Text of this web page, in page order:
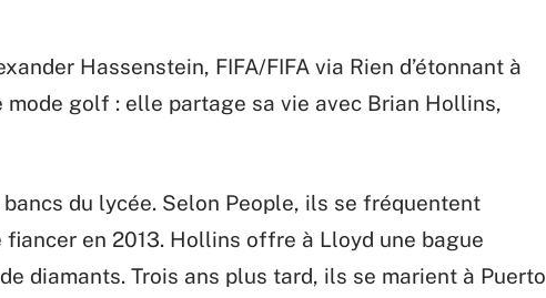
Hassenstein, FIFA/FIFA via Rien d’étonnant à
golf : elle partage sa vie avec Brian Hollins,
du lycée. Selon People, ils se fréquentent
fiancer en 2013. Hollins offre à Lloyd une bague
diamants. Trois ans plus tard, ils se marient à Puerto